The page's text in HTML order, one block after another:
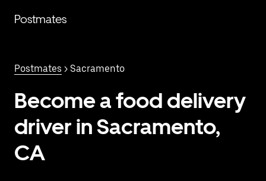
contenido
Postmates
Postmates > Sacramento
Become a food delivery
driver in Sacramento,
CA